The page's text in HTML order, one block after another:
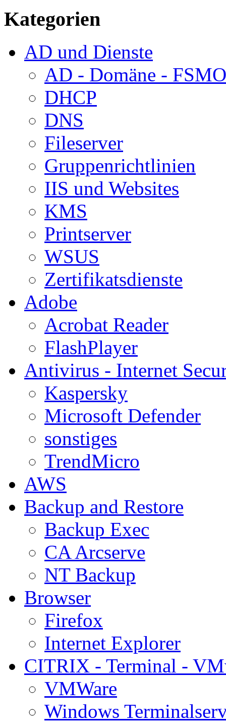
Kategorien
AD und Dienste
AD - Domäne - FSMO
DHCP
DNS
Fileserver
Gruppenrichtlinien
IIS und Websites
KMS
Printserver
WSUS
Zertifikatsdienste
Adobe
Acrobat Reader
FlashPlayer
Antivirus - Internet
Kaspersky
Microsoft Defender
sonstiges
TrendMicro
AWS
Backup and Restore
Backup Exec
CA Arcserve
NT Backup
Browser
Firefox
Internet Explorer
CITRIX - Terminal -
VMWare
Windows